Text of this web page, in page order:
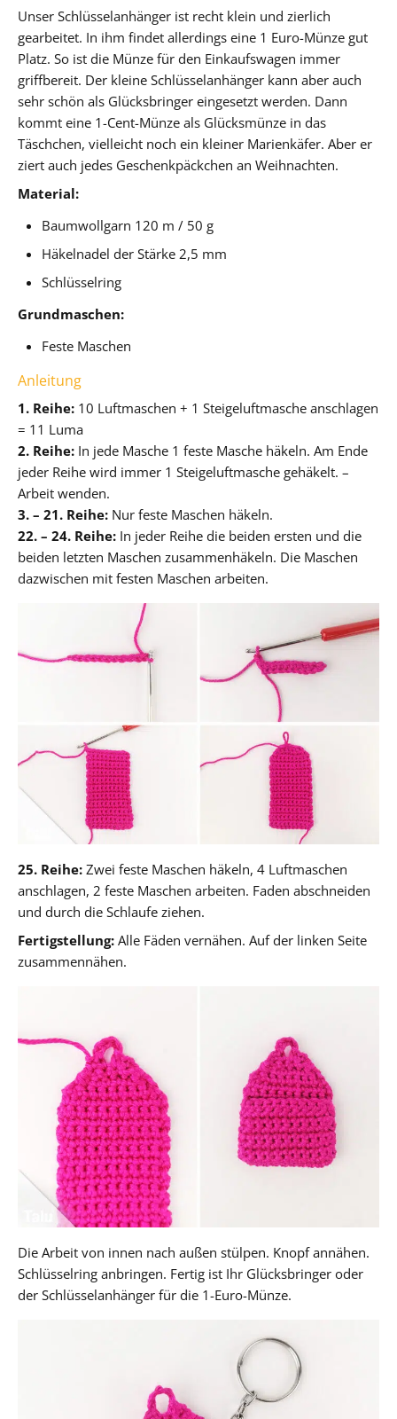
Unser Schlüsselanhänger ist recht klein und zierlich
gearbeitet. In ihm findet allerdings eine 1 Euro-Münze gut
Platz. So ist die Münze für den Einkaufswagen immer
griffbereit. Der kleine Schlüsselanhänger kann aber auch
sehr schön als Glücksbringer eingesetzt werden. Dann
kommt eine 1-Cent-Münze als Glücksmünze in das
Täschchen, vielleicht noch ein kleiner Marienkäfer. Aber er
ziert auch jedes Geschenkpäckchen an Weihnachten.
Material:
Baumwollgarn 120 m / 50 g
Häkelnadel der Stärke 2,5 mm
Schlüsselring
Grundmaschen:
Feste Maschen
Anleitung
1. Reihe: 10 Luftmaschen + 1 Steigeluftmasche anschlagen
= 11 Luma
2. Reihe: In jede Masche 1 feste Masche häkeln. Am Ende
jeder Reihe wird immer 1 Steigeluftmasche gehäkelt. –
Arbeit wenden.
3. – 21. Reihe: Nur feste Maschen häkeln.
22. – 24. Reihe: In jeder Reihe die beiden ersten und die
beiden letzten Maschen zusammenhäkeln. Die Maschen
dazwischen mit festen Maschen arbeiten.
25. Reihe: Zwei feste Maschen häkeln, 4 Luftmaschen
anschlagen, 2 feste Maschen arbeiten. Faden abschneiden
und durch die Schlaufe ziehen.
Fertigstellung: Alle Fäden vernähen. Auf der linken Seite
zusammennähen.
Die Arbeit von innen nach außen stülpen. Knopf annähen.
Schlüsselring anbringen. Fertig ist Ihr Glücksbringer oder
der Schlüsselanhänger für die 1-Euro-Münze.